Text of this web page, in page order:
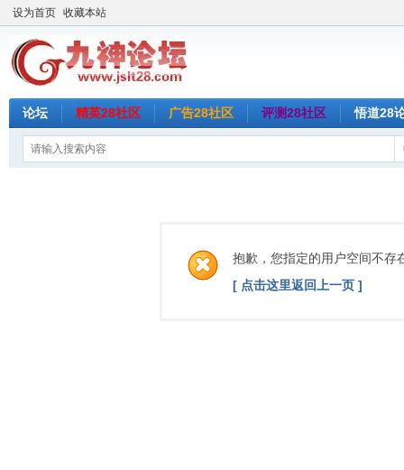
设为首页 收藏本站
论坛 精英28社区 广告28社区 评测28社区 悟道28
抱歉，您指定的用户空间不存
[ 点击这里返回上一页 ]